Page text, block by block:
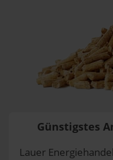
Günstigstes
Lauer